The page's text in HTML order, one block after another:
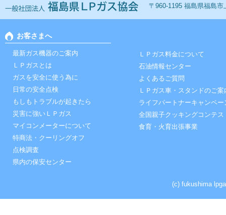
一般社団法人 福島ＬＰ
〒960-1195 福島県福島
お客さまへ
最新ガス機器のご案内
ＬＰガスとは
ガスを安全に使う為に
日常の安全点検
もしもトラブルが起きたら
災害に強いＬＰガス
マイコンメーターについて
特商法・クーリングオフ
点検調査
県内の保安センター
ＬＰガス料金について
石油情報センター
よくあるご質問
ＬＰガス車・スタンドのご案
ライフパートナーキャンペー
全国親子クッキングコンテス
食育・火育出張事業
(c) fukushima